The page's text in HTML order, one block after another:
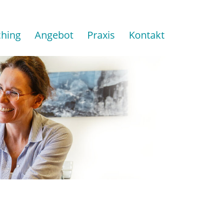
Angebot Praxis Kontakt